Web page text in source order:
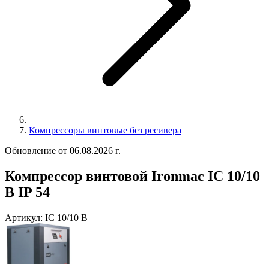
Компрессоры винтовые без ресивера
Обновление от 06.08.2026 г.
Компрессор винтовой Ironmac IC 10/10
B IP 54
Артикул: IC 10/10 B